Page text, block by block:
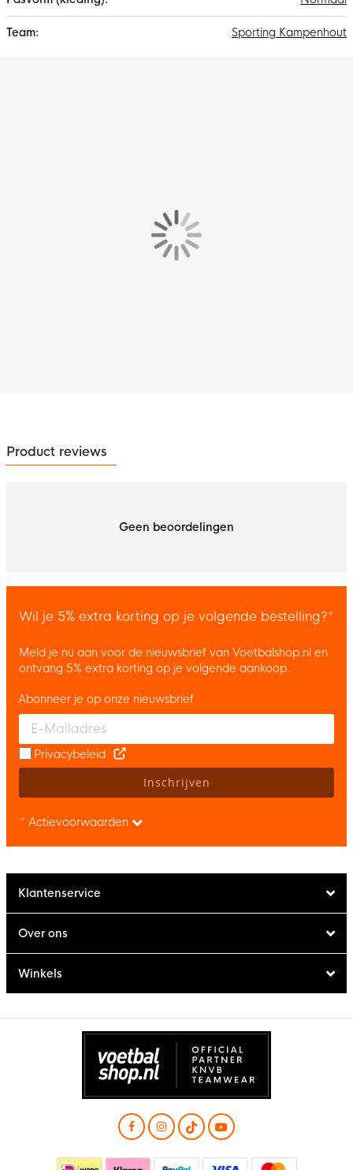
Sporting Kampenhout
Product reviews
Geen beoordelingen
Wil je 5% extra korting op je volgende bestelling?*
Meld je nu aan voor de nieuwsbrief van Voetbalshop.nl en
ontvang 5% extra korting op je volgende aankoop.
Enter your email and accept the privacy policy to subscribe to
Abonneer je op onze nieuwsbrief
Privacybeleid
Inschrijven
* Actievoorwaarden
Klantenservice
Over ons
Winkels